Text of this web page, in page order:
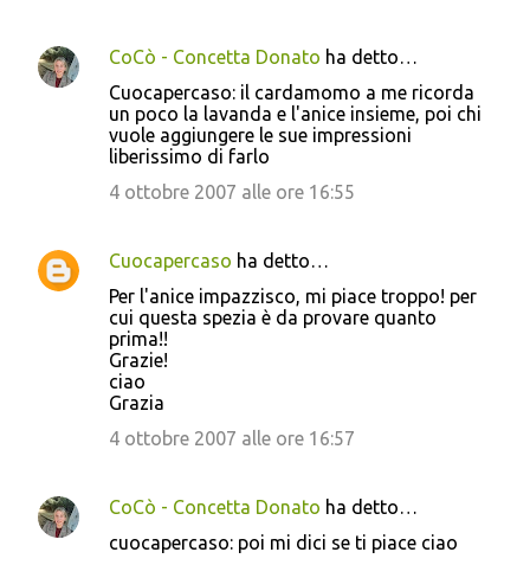
CoCò - Concetta Donato ha detto…
Cuocapercaso: il cardamomo a me ricorda
un poco la lavanda e l'anice insieme, poi chi
vuole aggiungere le sue impressioni
liberissimo di farlo
4 ottobre 2007 alle ore 16:55
Cuocapercaso ha detto…
Per l'anice impazzisco, mi piace troppo! per
cui questa spezia è da provare quanto
prima!!
Grazie!
ciao
Grazia
4 ottobre 2007 alle ore 16:57
CoCò - Concetta Donato ha detto…
cuocapercaso: poi mi dici se ti piace ciao